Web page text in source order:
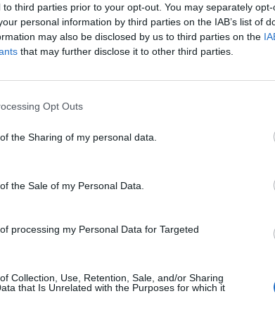
to third parties prior to your opt-out. You may separately
personal information by third parties on the IAB’s list of
may also be disclosed by us to third parties on the
that may further disclose it to other third parties.
Opt Outs
the Sharing of my personal data.
the Sale of my Personal Data.
processing my Personal Data for Targeted
Collection, Use, Retention, Sale, and/or Sharing
that Is Unrelated with the Purposes for which it
Rudy Giuliani a Come States?
americana